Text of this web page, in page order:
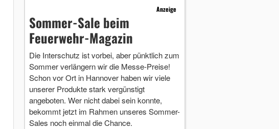
Anzeige
Sommer-Sale beim
Feuerwehr-Magazin
Die Interschutz ist vorbei, aber pünktlich zum
Sommer verlängern wir die Messe-Preise!
Schon vor Ort in Hannover haben wir viele
unserer Produkte stark vergünstigt
angeboten. Wer nicht dabei sein konnte,
bekommt jetzt im Rahmen unseres Sommer-
Sales noch einmal die Chance.